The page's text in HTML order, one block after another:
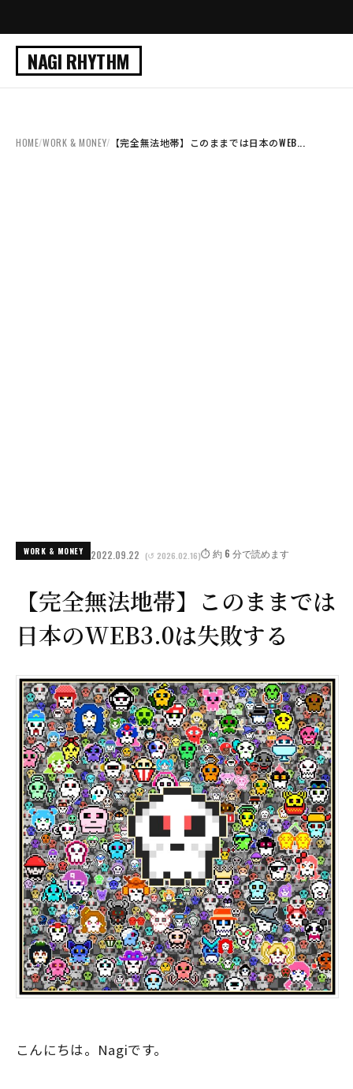
NAGI RHYTHM
HOME/WORK & MONEY/ 【完全無法地帯】このままでは日本のWEB...
WORK & MONEY 2022.09.22 (↺ 2026.02.16)⏱️ 約 6 分で読めます
【完全無法地帯】このままでは
日本のWEB3.0は失敗する
こんにちは。Nagiです。